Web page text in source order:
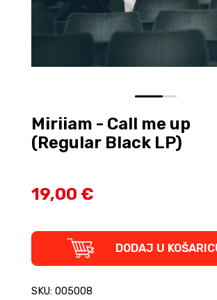
0 1
Miriiam - Call me up
(Regular Black LP)
19,00 €
Miriiam
Call
up
DODAJ U
SKU: 005008